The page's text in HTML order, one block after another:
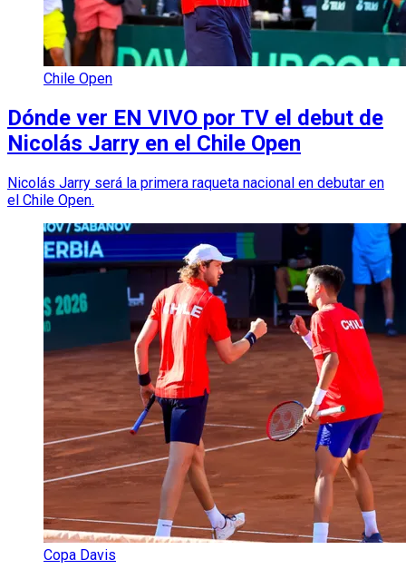
Chile Open
Dónde ver EN VIVO por TV el debut de
Nicolás Jarry en el Chile Open
Nicolás Jarry será la primera raqueta nacional en debutar en
el Chile Open.
Copa Davis